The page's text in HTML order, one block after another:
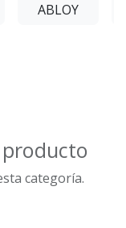
ABLOY
categoría.